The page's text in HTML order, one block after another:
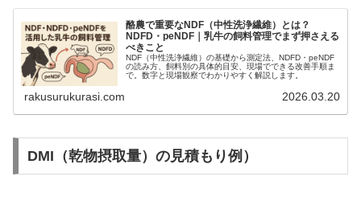
酪農で重要なNDF（中性洗浄繊維）とは？
NDFD・peNDF｜乳牛の飼料管理でまず押さえる
べきこと
NDF（中性洗浄繊維）の基礎から測定法、NDFD・peNDF
の読み方、飼料別の具体的目安、現場でできる改善手順ま
で。数字と現場観察でわかりやすく解説します。
rakusurukurasi.com 2026.03.20
DMI（乾物摂取量）の見積もり例）